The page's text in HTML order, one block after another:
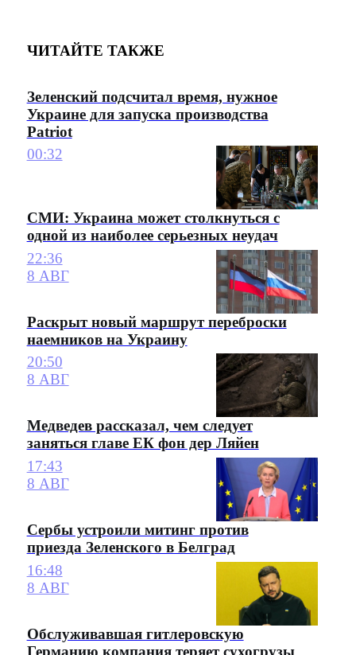
ЧИТАЙТЕ ТАКЖЕ
Зеленский подсчитал время, нужное
Украине для запуска производства
Patriot
00:32
СМИ: Украина может столкнуться с
одной из наиболее серьезных неудач
22:36
8 АВГ
Раскрыт новый маршрут переброски
наемников на Украину
20:50
8 АВГ
Медведев рассказал, чем следует
заняться главе ЕК фон дер Ляйен
17:43
8 АВГ
Сербы устроили митинг против
приезда Зеленского в Белград
16:48
8 АВГ
Обслуживавшая гитлеровскую
Германию компания теряет сухогрузы